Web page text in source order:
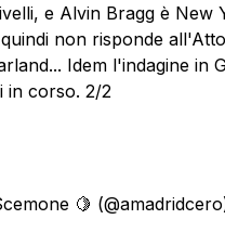
e Alvin Bragg è New
non risponde
Idem l'indagine in
in corso. 2/2
🍋